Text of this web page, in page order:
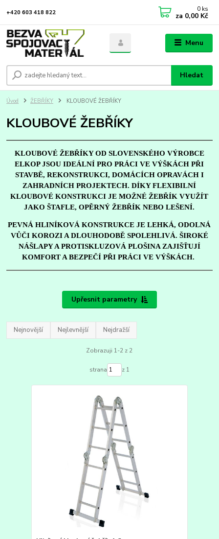
Menu
Hledat
+420 603 418 822 0 ks
za 0,00 Kč
Úvod ŽEBŘÍKY KLOUBOVÉ ŽEBŘÍKY
KLOUBOVÉ ŽEBŘÍKY
KLOUBOVÉ ŽEBŘÍKY OD SLOVENSKÉHO VÝROBCE
ELKOP JSOU IDEÁLNÍ PRO PRÁCI VE VÝŠKÁCH PŘI
STAVBĚ, REKONSTRUKCI, DOMÁCÍCH OPRAVÁCH I
ZAHRADNÍCH PROJEKTECH. DÍKY FLEXIBILNÍ
KLOUBOVÉ KONSTRUKCI JE MOŽNÉ ŽEBŘÍK VYUŽÍT
JAKO ŠTAFLE, OPĚRNÝ ŽEBŘÍK NEBO LEŠENÍ.
PEVNÁ HLINÍKOVÁ KONSTRUKCE JE LEHKÁ, ODOLNÁ
VŮČI KOROZI A DLOUHODOBĚ SPOLEHLIVÁ. ŠIROKÉ
NÁŠLAPY A PROTISKLUZOVÁ PLOŠINA ZAJIŠŤUJÍ
KOMFORT A BEZPEČÍ PŘI PRÁCI VE VÝŠKÁCH.
Upřesnit parametry
Nejnovější Nejlevnější Nejdražší
Zobrazuji 1-2 z 2
strana z 1